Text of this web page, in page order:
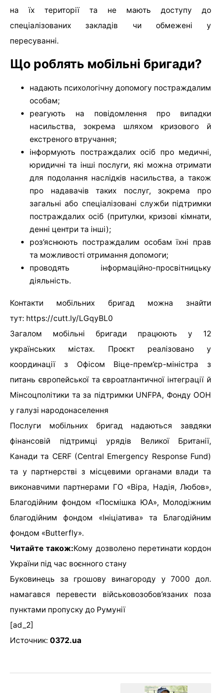
на їх території та не мають доступу до
спеціалізованих закладів чи обмежені у
пересуванні.
Що роблять мобільні бригади?
надають психологічну допомогу постраждалим
особам;
реагують на повідомлення про випадки
насильства, зокрема шляхом кризового й
екстреного втручання;
інформують постраждалих осіб про медичні,
юридичні та інші послуги, які можна отримати
для подолання наслідків насильства, а також
про надавачів таких послуг, зокрема про
загальні або спеціалізовані служби підтримки
постраждалих осіб (притулки, кризові кімнати,
денні центри та інші);
роз’яснюють постраждалим особам їхні прав
та можливості отримання допомоги;
проводять інформаційно-просвітницьку
діяльність.
Контакти мобільних бригад можна знайти
тут: https://cutt.ly/LGqyBL0
Загалом мобільні бригади працюють у 12
українських містах. Проєкт реалізовано у
координації з Офісом Віце-прем’єр-міністра з
питань європейської та євроатлантичної інтеграції й
Мінсоцполітики та за підтримки UNFPA, Фонду ООН
у галузі народонаселення
Послуги мобільних бригад надаються завдяки
фінансовій підтримці урядів Великої Британії,
Канади та CERF (Central Emergency Response Fund)
та у партнерстві з місцевими органами влади та
виконавчими партнерами ГО «Віра, Надія, Любов»,
Благодійним фондом «Посмішка ЮА», Молодіжним
благодійним фондом «Ініціатива» та Благодійним
фондом «Butterfly».
Читайте також:Кому дозволено перетинати кордон
України під час воєнного стану
Буковинець за грошову винагороду у 7000 дол.
намагався перевести військовозобов’язаних поза
пунктами пропуску до Румунії
[ad_2]
Источник: 0372.ua